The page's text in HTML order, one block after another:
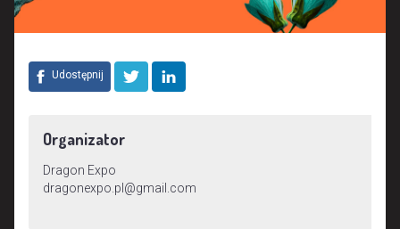
Udostępnij
Organizator
Dragon Expo
dragonexpo.pl@gmail.com